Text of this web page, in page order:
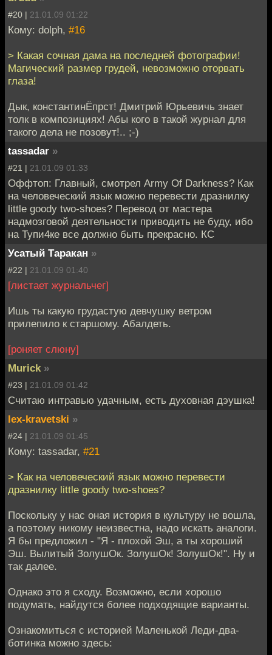
#20 | 21.01.09 01:22
Кому: dolph, #16
> Какая сочная дама на последней фотографии!
Магический размер грудей, невозможно оторвать
глаза!
Дык, константинЁпрст! Дмитрий Юрьевичь знает
толк в композициях! Абы кого в такой журнал для
такого дела не позовут!.. ;-)
tassadar »
#21 | 21.01.09 01:33
Оффтоп: Главный, смотрел Army Of Darkness? Как
на человеческий язык можно перевести дразнилку
little goody two-shoes? Перевод от мастера
надмозговой деятельности приводить не буду, ибо
на Тупи4ке все должно быть прекрасно. КС
Усатый Таракан »
#22 | 21.01.09 01:40
[листает журнальчег]
Ишь ты какую грудастую девчушку ветром
прилепило к старшому. Абалдеть.
[роняет слюну]
Murick »
#23 | 21.01.09 01:42
Считаю интравью удачным, есть духовная дэушка!
lex-kravetski »
#24 | 21.01.09 01:45
Кому: tassadar, #21
> Как на человеческий язык можно перевести
дразнилку little goody two-shoes?
Поскольку у нас оная история в культуру не вошла,
а поэтому никому неизвестна, надо искать аналоги.
Я бы предложил - "Я - плохой Эш, а ты хороший
Эш. Вылитый ЗолушОк. ЗолушОк! ЗолушОк!". Ну и
так далее.
Однако это я сходу. Возможно, если хорошо
подумать, найдутся более подходящие варианты.
Ознакомиться с историей Маленькой Леди-два-
ботинка можно здесь: